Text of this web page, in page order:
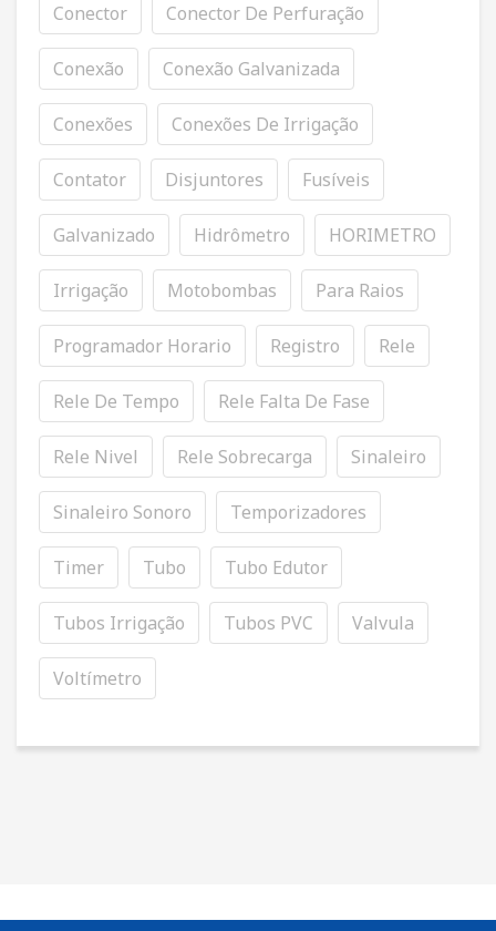
Conector Conector De Perfuração
Conexão Conexão Galvanizada
Conexões Conexões De Irrigação
Contator Disjuntores Fusíveis
Galvanizado Hidrômetro HORIMETRO
Irrigação Motobombas Para Raios
Programador Horario Registro Rele
Rele De Tempo Rele Falta De Fase
Rele Nivel Rele Sobrecarga Sinaleiro
Sinaleiro Sonoro Temporizadores
Timer Tubo Tubo Edutor
Tubos Irrigação Tubos PVC Valvula
Voltímetro